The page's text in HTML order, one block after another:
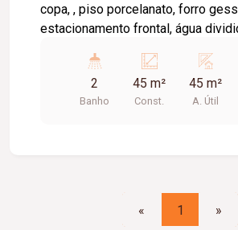
copa, , piso porcelanato, forro
estacionamento frontal, água
2
Banho
45 m²
Const.
45 m²
A. Útil
« 1 »